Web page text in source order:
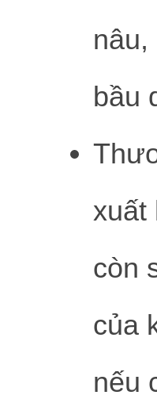
nâu,
bầu
xuất
còn
của
nếu